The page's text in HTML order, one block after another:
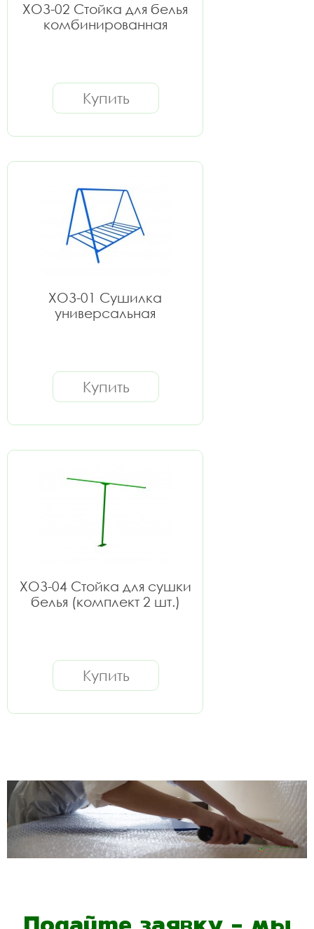
ХОЗ-02 Стойка для белья
комбинированная
Купить
ХОЗ-01 Сушилка
универсальная
Купить
ХОЗ-04 Стойка для сушки
белья (комплект 2 шт.)
Купить